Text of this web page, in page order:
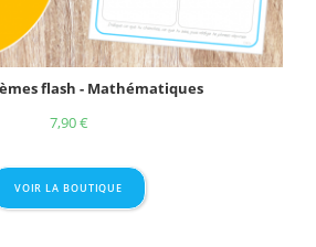
flash - Mathématiques
7,90€
VOIR LA BOUTIQUE